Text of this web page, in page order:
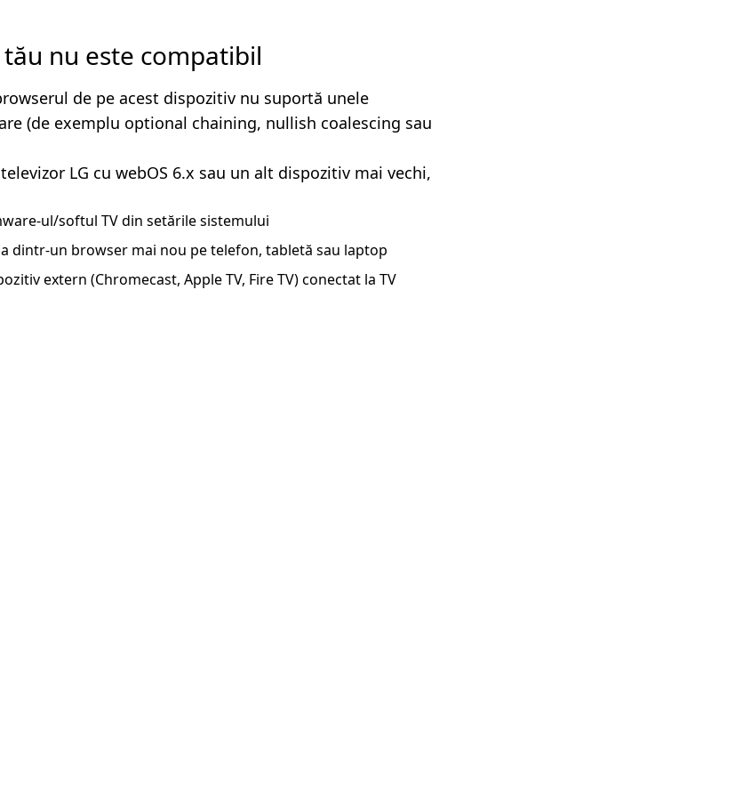
nu este compatibil
de pe acest dispozitiv nu suportă unele
(de exemplu optional chaining, nullish coalescing sau
LG cu webOS 6.x sau un alt dispozitiv mai vechi,
ul/softul TV din setările sistemului
dintr-un browser mai nou pe telefon, tabletă sau laptop
extern (Chromecast, Apple TV, Fire TV) conectat la TV